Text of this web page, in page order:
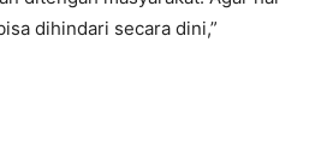
dihindari secara dini,”